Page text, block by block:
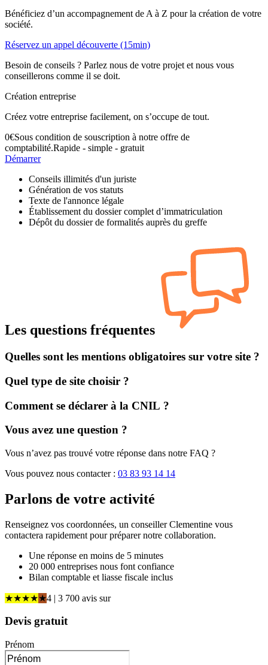
Bénéficiez d’un accompagnement de A à Z pour la création de votre
société.
Réservez un appel découverte (15min)
Besoin de conseils ? Parlez nous de votre projet et nous vous
conseillerons comme il se doit.
Création entreprise
Créez votre entreprise facilement, on s’occupe de tout.
0€Sous condition de souscription à notre offre de
comptabilité.Rapide - simple - gratuit
Démarrer
Conseils illimités d'un juriste
Génération de vos statuts
Texte de l'annonce légale
Établissement du dossier complet d’immatriculation
Dépôt du dossier de formalités auprès du greffe
Les questions fréquentes
Quelles sont les mentions obligatoires sur votre site ?
Quel type de site choisir ?
Comment se déclarer à la CNIL ?
Vous avez une question ?
Vous n’avez pas trouvé votre réponse dans notre FAQ ?
Vous pouvez nous contacter : 03 83 93 14 14
Parlons de votre activité
Renseignez vos coordonnées, un conseiller Clementine vous
contactera rapidement pour préparer notre collaboration.
Une réponse en moins de 5 minutes
20 000 entreprises nous font confiance
Bilan comptable et liasse fiscale inclus
★★★★★4 | 3 700 avis sur
Devis gratuit
Prénom